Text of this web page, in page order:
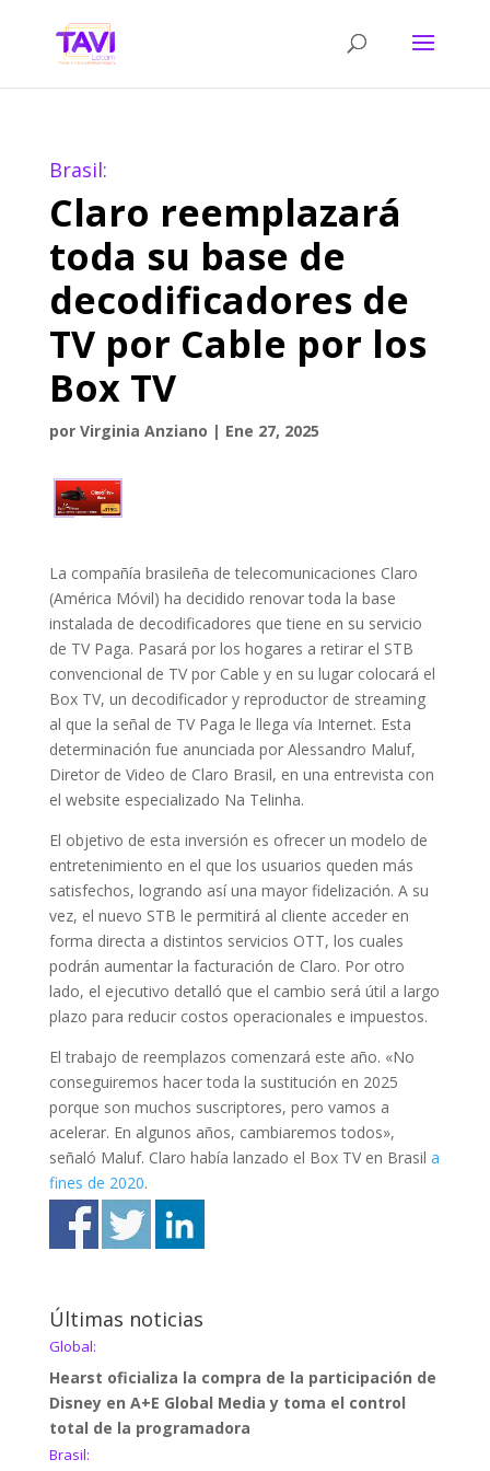
Brasil:
Claro reemplazará
toda su base de
decodificadores de
TV por Cable por los
Box TV
por Virginia Anziano | Ene 27, 2025
La compañía brasileña de telecomunicaciones Claro
(América Móvil) ha decidido renovar toda la base
instalada de decodificadores que tiene en su servicio
de TV Paga. Pasará por los hogares a retirar el STB
convencional de TV por Cable y en su lugar colocará el
Box TV, un decodificador y reproductor de streaming
al que la señal de TV Paga le llega vía Internet. Esta
determinación fue anunciada por Alessandro Maluf,
Diretor de Video de Claro Brasil, en una entrevista con
el website especializado Na Telinha.
El objetivo de esta inversión es ofrecer un modelo de
entretenimiento en el que los usuarios queden más
satisfechos, logrando así una mayor fidelización. A su
vez, el nuevo STB le permitirá al cliente acceder en
forma directa a distintos servicios OTT, los cuales
podrán aumentar la facturación de Claro. Por otro
lado, el ejecutivo detalló que el cambio será útil a largo
plazo para reducir costos operacionales e impuestos.
El trabajo de reemplazos comenzará este año. «No
conseguiremos hacer toda la sustitución en 2025
porque son muchos suscriptores, pero vamos a
acelerar. En algunos años, cambiaremos todos»,
señaló Maluf. Claro había lanzado el Box TV en Brasil a
fines de 2020.
Últimas noticias
Global:
Hearst oficializa la compra de la participación de
Disney en A+E Global Media y toma el control
total de la programadora
Brasil: